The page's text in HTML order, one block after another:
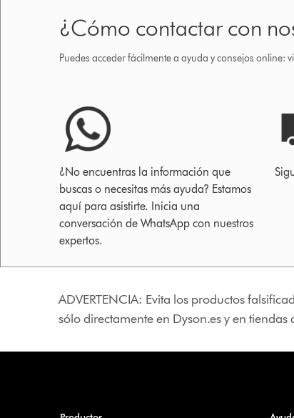
¿Cómo contactar con
Puedes acceder fácilmente a ayuda y consejos online:
¿No encuentras la información que
buscas o necesitas más ayuda? Estamos
aquí para asistirte. Inicia una
conversación de WhatsApp con nuestros
expertos.
ADVERTENCIA: Evita los productos
sólo directamente en Dyson.es y en